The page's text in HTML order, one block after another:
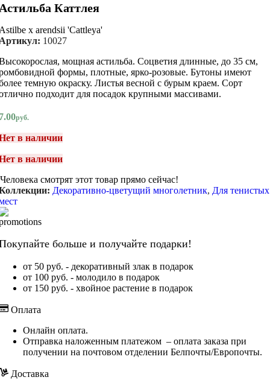
Каттлея
x arendsii 'Cattleya'
10027
мощная астильба. Соцветия длинные, до 35 см,
формы, плотные, ярко-розовые. Бутоны имеют
темную окраску. Листья весной с бурым краем. Сорт
подходит для посадок крупными массивами.
руб.
в наличии
в наличии
Человека смотрят этот товар прямо сейчас!
Декоративно-цветущий многолетник, Для тенистых
больше и получайте подарки!
от 50 руб. - декоративный злак в подарок
от 100 руб. - молодило в подарок
от 150 руб. - хвойное растение в подарок
Оплата
Онлайн оплата.
Отправка наложенным платежом – оплата заказа при
получении на почтовом отделении Белпочты/Европочты.
Доставка